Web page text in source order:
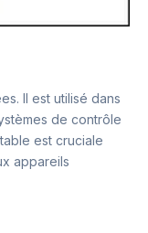
Il est utilisé dans
de contrôle
est cruciale
appareils